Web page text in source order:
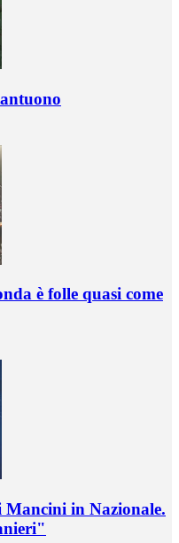
è folle quasi come
in Nazionale.